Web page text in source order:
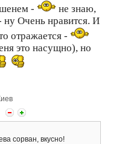
-
не знаю,
ну Очень нравится. И
отражается -
это насущно), но
сорван, вкусно!